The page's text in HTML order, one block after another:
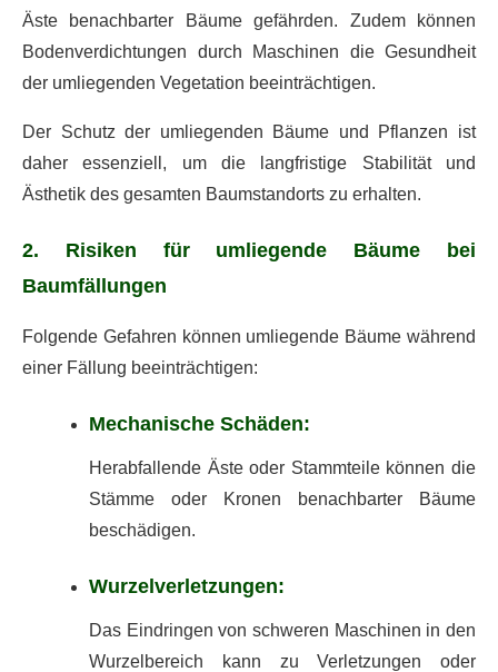
Äste benachbarter Bäume gefährden. Zudem können
Bodenverdichtungen durch Maschinen die Gesundheit
der umliegenden Vegetation beeinträchtigen.
Der Schutz der umliegenden Bäume und Pflanzen ist
daher essenziell, um die langfristige Stabilität und
Ästhetik des gesamten Baumstandorts zu erhalten.
2. Risiken für umliegende Bäume bei
Baumfällungen
Folgende Gefahren können umliegende Bäume während
einer Fällung beeinträchtigen:
Mechanische Schäden:
Herabfallende Äste oder Stammteile können die
Stämme oder Kronen benachbarter Bäume
beschädigen.
Wurzelverletzungen:
Das Eindringen von schweren Maschinen in den
Wurzelbereich kann zu Verletzungen oder